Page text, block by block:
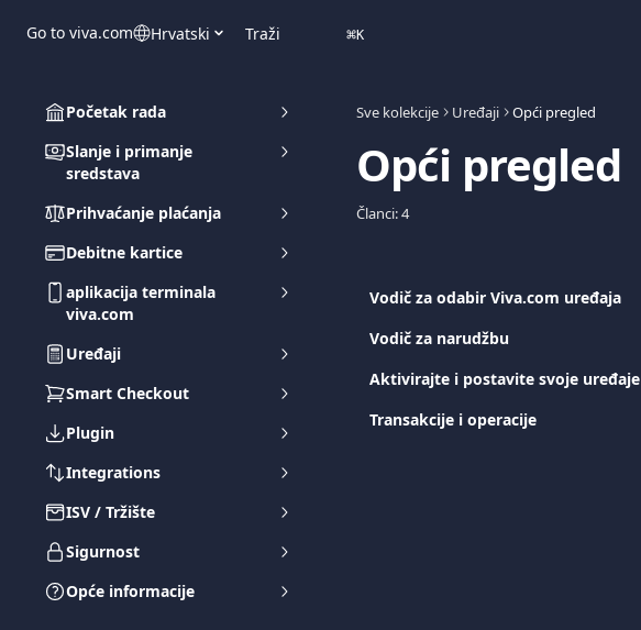
Go to viva.com Hrvatski Traži ⌘K
Početak rada
Slanje i primanje
sredstava
Prihvaćanje plaćanja
Debitne kartice
aplikacija terminala
viva.com
Uređaji
Smart Checkout
Plugin
Integrations
ISV / Tržište
Sigurnost
Opće informacije
Sve kolekcije Uređaji Opći pregled
Opći pregled
Članci: 4
Vodič za odabir Viva.com uređaja
Vodič za narudžbu
Aktivirajte i postavite svoje uređaje
Transakcije i operacije